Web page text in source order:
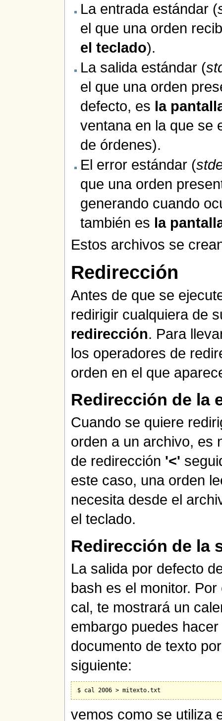
La entrada estándar (
el que una orden
el teclado).
La salida estándar (
el que una orden
defecto, es la
ventana en la que se
de órdenes).
El error estándar (
que una orden
generando cuando
también es la
Estos archivos se
Redirección
Antes de que se
redirigir cualquiera de
redirección. Para
los operadores de
orden en el que
Redirección de la
Cuando se quiere
orden a un archivo, es
de redirección '<'
este caso, una orden
necesita desde el
el teclado.
Redirección de la
La salida por defecto
bash es el monitor.
cal, te mostrará un
embargo puedes
documento de texto
siguiente:
vemos como se utiliza